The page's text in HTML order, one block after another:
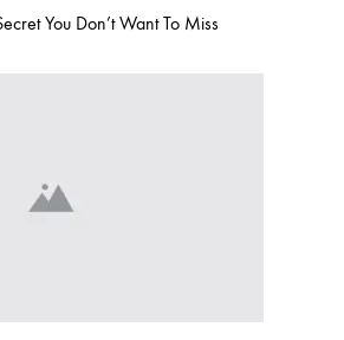
You Don’t Want To Miss